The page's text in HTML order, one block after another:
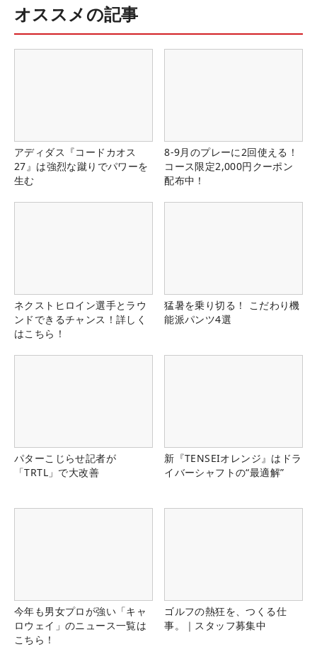
オススメの記事
アディダス『コードカオス
27』は強烈な蹴りでパワーを
生む
8-9月のプレーに2回使える！
コース限定2,000円クーポン
配布中！
ネクストヒロイン選手とラウ
ンドできるチャンス！詳しく
はこちら！
猛暑を乗り切る！ こだわり機
能派パンツ4選
パターこじらせ記者が
「TRTL」で大改善
新『TENSEIオレンジ』はドラ
イバーシャフトの“最適解”
今年も男女プロが強い「キャ
ロウェイ」のニュース一覧は
こちら！
ゴルフの熱狂を、つくる仕
事。｜スタッフ募集中